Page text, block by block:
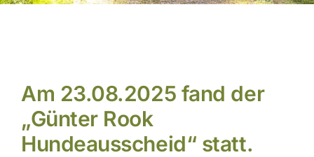
Am 23.08.2025 fand der
„Günter Rook
Hundeausscheid“ statt.